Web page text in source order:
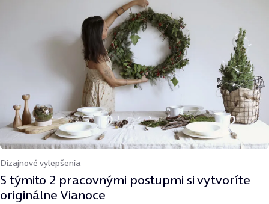
Dizajnové vylepšenia
S týmito 2 pracovnými postupmi si vytvoríte
originálne Vianoce